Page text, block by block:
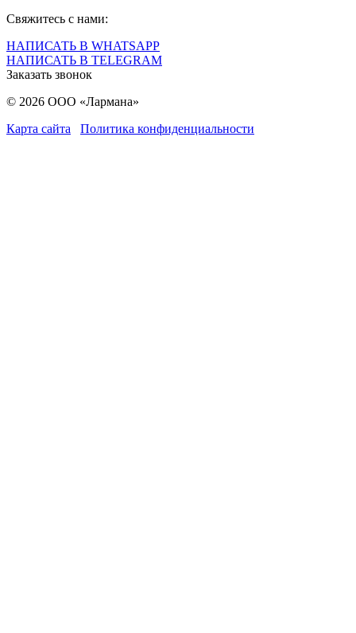
Свяжитесь с нами:
НАПИСАТЬ В WHATSAPP
НАПИСАТЬ В TELEGRAM
Заказать звонок
© 2026 ООО «Лармана»
Карта сайта
Политика конфиденциальности